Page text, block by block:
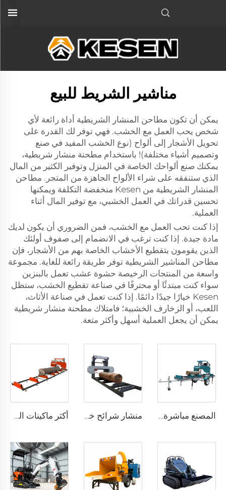
مناشير الشريط للبيع
يمكن أن تكون مطاحن المنشار الشريطية أداة رائعة لأي
شخص يحب العمل مع الخشب. فهي توفر لك القدرة على
تحويل الأشجار إلى ألواح (نوع الخشب المفيد في صنع
وتصميم أشياء مختلفة)! باستخدام مطحنة منشار شريطية،
يمكنك صنع ألواحك الخاصة في المنزل وتوفير الكثير من المال
الذي ستنفقه على شراء الألواح الجاهزة من المتجر. مطاحن
المنشار الشريطية من Kesen منخفضة التكلفة ويمكنها
تحسين قدراتك في العمل الخشبي، مع توفير المال أثناء
العملية.
إذا كنت تحب العمل مع الخشب، فمن الضروري أن يكون لديك
مادة جيدة. إذا كنت ترغب في الانضمام إلى صفوف أولئك
الذين يقومون بتقطيع الأخشاب الخاصة بهم من الأشجار، فإن
مطاحن المناشير الشريطية توفر طريقة رائعة للغاية. مجموعة
واسعة من المنتجات الرخيصة حشوة عشب تعمل بالبنزين
سواء كنت مبتدئًا أو محترفًا في صناعة تقطيع الخشب، ستظل
Kesen خيارًا جيدًا دائمًا. إذا كنت تعمل في صناعة الأثاث،
اللعب، أو الزخارف الخشبية؛ فامتلاك مطحنة منشار شريطية
يمكن أن يجعل العملية أسهل وأكثر متعة.
المصنع مباشرة آلات قطع الخشب غاز/ ديزل/ كهرباء محمولة عجلات مقطورة منشار حقل أفقية آلة منشار شريط منشار شرائح خشبية بسعر منخفض وثقيل يصل قطر المنشار فيه إلى 1000 ملم لمخازن الأخشاب الكبيرة أكثر ماكينات المناشير الخشبية مبيعًا تعمل بالغاز / الديزل / الكهرباء، منشار محمول على عجلات ومنشار باند أفقي